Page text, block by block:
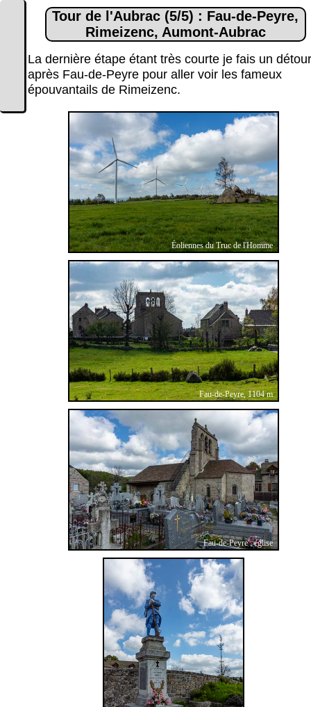
Tour de l'Aubrac (5/5) : Fau-de-Peyre,
Rimeizenc, Aumont-Aubrac
La dernière étape étant très courte je fais un détour
après Fau-de-Peyre pour aller voir les fameux
épouvantails de Rimeizenc.
Éoliennes du Truc de l'Homme
Fau-de-Peyre, 1104 m
Fau-de-Peyre : église